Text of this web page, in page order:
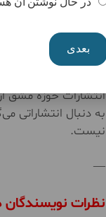
تخصص ما در
انتشارات حوزه مشق
به دنبال انتشاراتی
نیست.
—
نظرات نویسندگان
بعدی